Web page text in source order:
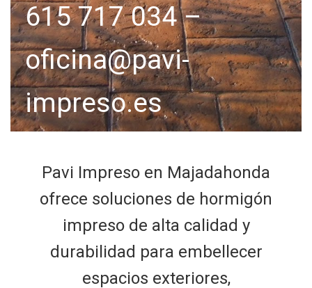
615 717 034–
oficina@pavi-
impreso.es
Pavi Impreso en Majadahonda
ofrece soluciones de hormigón
impreso de alta calidad y
durabilidad para embellecer
espacios exteriores,